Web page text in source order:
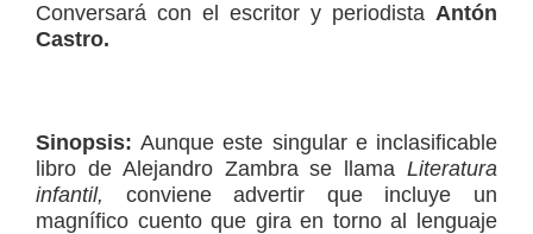
Conversará con el escritor y periodista Antón
Castro.
Sinopsis:Aunque este singular e inclasificable
libro de Alejandro Zambra se llama Literatura
infantil, conviene advertir que incluye un
magnífico cuento que gira en torno al lenguaje